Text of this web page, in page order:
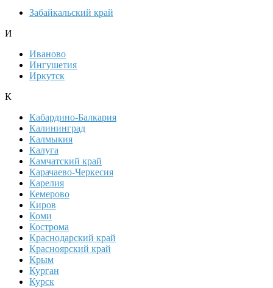
Забайкальский край
И
Иваново
Ингушетия
Иркутск
К
Кабардино-Балкария
Калининград
Калмыкия
Калуга
Камчатский край
Карачаево-Черкесия
Карелия
Кемерово
Киров
Коми
Кострома
Краснодарский край
Красноярский край
Крым
Курган
Курск